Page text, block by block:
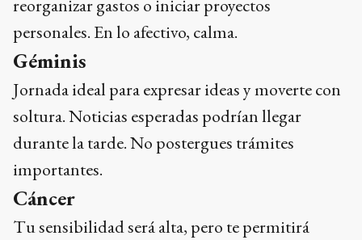
reorganizar gastos o iniciar proyectos
personales. En lo afectivo, calma.
Géminis
Jornada ideal para expresar ideas y moverte con
soltura. Noticias esperadas podrían llegar
durante la tarde. No postergues trámites
importantes.
Cáncer
Tu sensibilidad será alta, pero te permitirá